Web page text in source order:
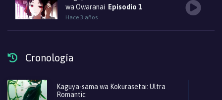
wa Owaranai
Episodio 1
Hace 3 años
Cronología
Kaguya-sama wa Kokurasetai: Ultra
Romantic